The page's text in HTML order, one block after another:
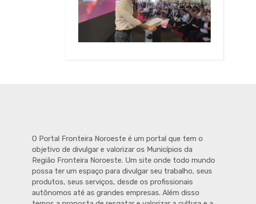
O Portal Fronteira Noroeste é um portal que tem o
objetivo de divulgar e valorizar os Municípios da
Região Fronteira Noroeste. Um site onde todo mundo
possa ter um espaço para divulgar seu trabalho, seus
produtos, seus serviços, desde os profissionais
autônomos até as grandes empresas. Além disso